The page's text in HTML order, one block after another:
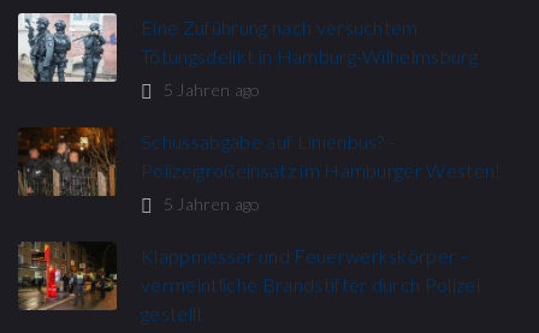
Eine Zuführung nach versuchtem
Tötungsdelikt in Hamburg-Wilhelmsburg
5 Jahren ago
Schussabgabe auf Linienbus? -
Polizeigroßeinsatz im Hamburger Westen!
5 Jahren ago
Klappmesser und Feuerwerkskörper -
vermeintliche Brandstifter durch Polizei
gestellt